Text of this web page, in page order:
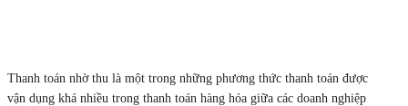
Thanh toán nhờ thu là một trong những phương thức thanh toán được
vận dụng khá nhiều trong thanh toán hàng hóa giữa các doanh nghiệp